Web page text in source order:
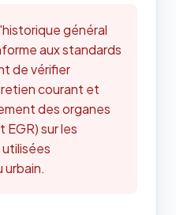
général
aux standards
de vérifier
courant et
des organes
sur les
urbain.